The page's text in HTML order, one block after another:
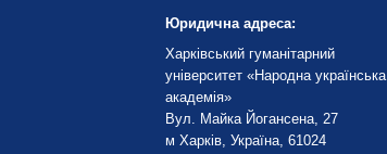
Юридична адреса:
Харківський гуманітарний
університет «Народна українська
академія»
Вул. Майка Йогансена, 27
м Харків, Україна, 61024